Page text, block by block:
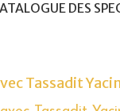
DES
Tassadit